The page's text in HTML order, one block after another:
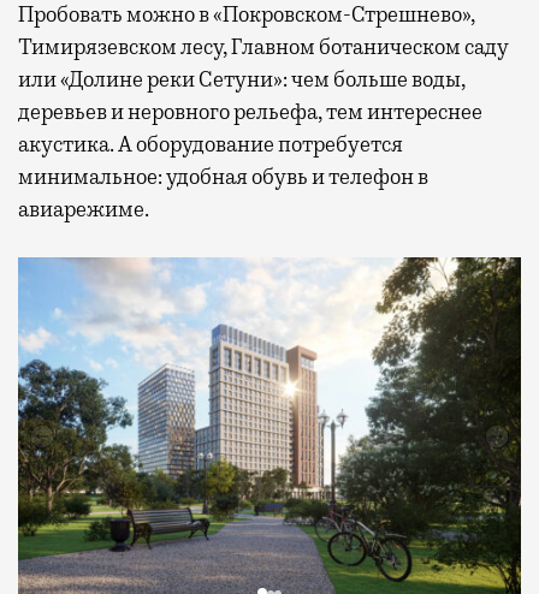
Пробовать можно в «Покровском-Стрешнево»,
Тимирязевском лесу, Главном ботаническом саду
или «Долине реки Сетуни»: чем больше воды,
деревьев и неровного рельефа, тем интереснее
акустика. А оборудование потребуется
минимальное: удобная обувь и телефон в
авиарежиме.